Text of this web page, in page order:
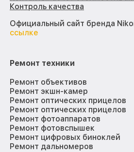
Контроль качества
Официальный сайт бренда
ссылке
Ремонт техники
Ремонт объективов
Ремонт экшн-камер
Ремонт оптических прицелов
Ремонт оптических прицелов
Ремонт фотоаппаратов
Ремонт фотовспышек
Ремонт цифровых биноклей
Ремонт дальномеров